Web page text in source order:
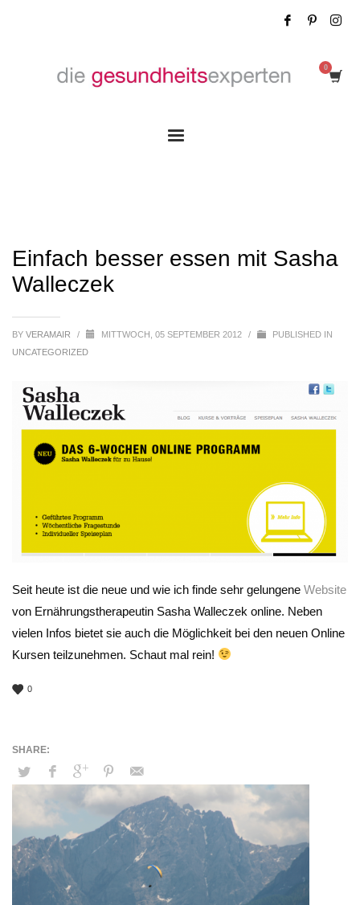
Einfach besser essen mit Sasha
Walleczek
BY VERAMAIR / MITTWOCH, 05 SEPTEMBER 2012 /
PUBLISHED IN
UNCATEGORIZED
Seit heute ist die neue und wie ich finde sehr gelungene Website
von Ernährungstherapeutin Sasha Walleczek online. Neben
vielen Infos bietet sie auch die Möglichkeit bei den neuen Online
Kursen teilzunehmen. Schaut mal rein!
0